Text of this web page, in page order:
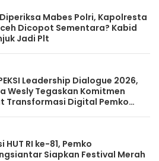
Mabes Polri, Kapolresta
Dicopot Sementara? Kabid
Jadi Plt
Leadership Dialogue 2026,
Wesly Tegaskan Komitmen
Transformasi Digital Pemko
HUT RI ke-81, Pemko
Siapkan Festival Merah